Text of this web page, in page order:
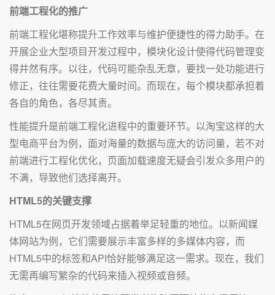
前端工程化的推广
前端工程化堪称提升工作效率与维护便捷性的得力助手。在
开展企业大型项目开发过程中，模块化设计使得代码管理变
得井然有序。以往，代码可能杂乱无章，要找一处功能进行
修正，往往需要花费大量时间。而现在，每个模块都承担着
各自的角色，各尽其责。
性能提升是前端工程化进程中的重要环节。以淘宝这样的大
型电商平台为例，面对海量的数据与庞大的访问量，若不对
前端进行工程化优化，页面加载速度无疑会引发众多用户的
不满，导致他们选择离开。
HTML5的关键支撑
HTML5在网页开发领域占据着举足轻重的地位。以新闻媒
体网站为例，它们需要展示丰富多样的多媒体内容，而
HTML5中的标签和API恰好能够满足这一需求。现在，我们
无需再编写繁杂的代码来插入视频或音频。